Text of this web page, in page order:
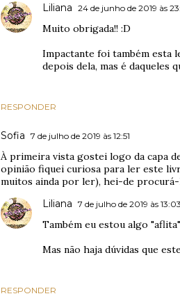
RESPONDER
Liliana 24 de junho de 2019 às
Muito obrigada!! :D
Impactante foi também esta
depois dela, mas é daqueles
Sofia 7 de julho de 2019 às 12:51
À primeira vista gostei logo da capa
opinião fiquei curiosa para ler este
muitos ainda por ler), hei-de
RESPONDER
Liliana 7 de julho de 2019 às 13:03
Também eu estou algo
Mas não haja dúvidas que